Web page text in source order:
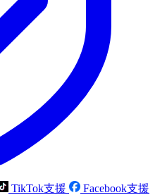
TikTok支援
Facebook支援